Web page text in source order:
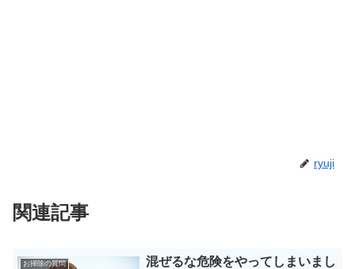
ryuji
関連記事
お掃除の質問
混ぜるな危険をやってしまいまし